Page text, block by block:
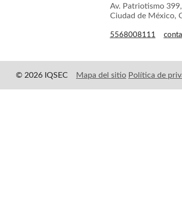
Av. Patriotismo
Ciudad de México,
5568008111
© 2026 IQSEC Mapa del sitio Política de